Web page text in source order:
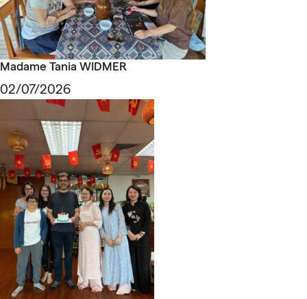
Madame Tania WIDMER
02/07/2026